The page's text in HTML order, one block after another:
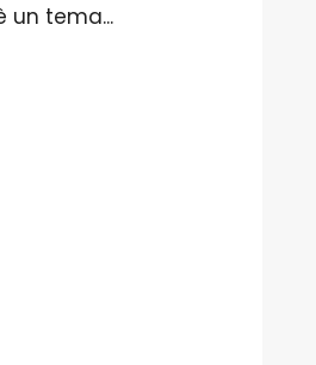
un tema...